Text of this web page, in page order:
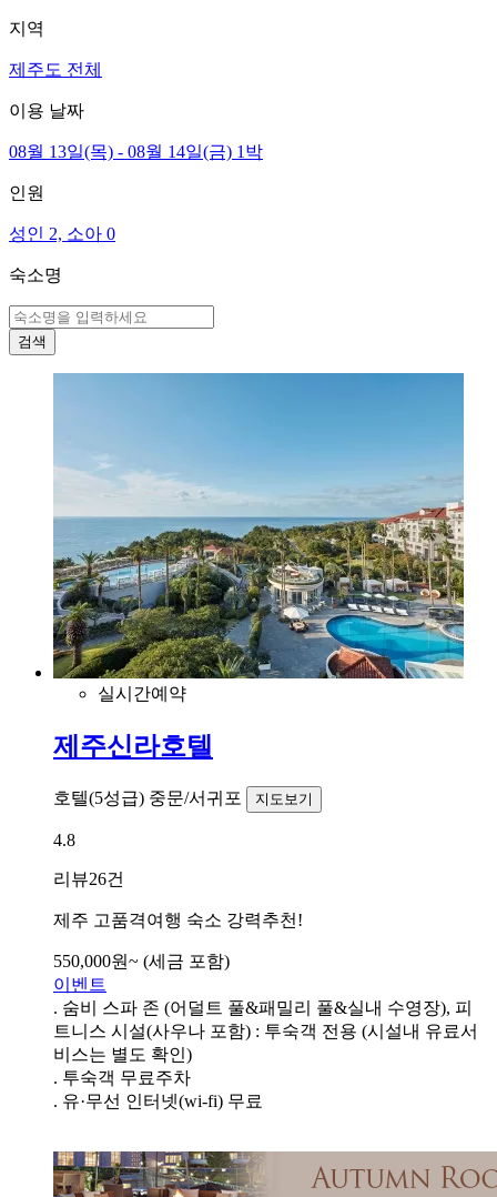
지역
제주도 전체
이용 날짜
08월 13일(목) - 08월 14일(금) 1박
인원
성인 2, 소아 0
숙소명
검색
실시간예약
제주신라호텔
호텔(5성급) 중문/서귀포 지도보기
4.8
리뷰26건
제주 고품격여행 숙소 강력추천!
550,000원~ (세금 포함)
이벤트
. 숨비 스파 존 (어덜트 풀&패밀리 풀&실내 수영장), 피
트니스 시설(사우나 포함) : 투숙객 전용 (시설내 유료서
비스는 별도 확인)
. 투숙객 무료주차
. 유·무선 인터넷(wi-fi) 무료